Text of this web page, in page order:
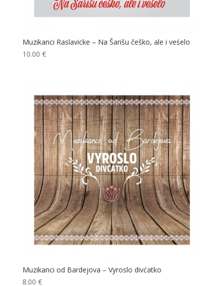
Muzikanci Raslavicke – Na Šarišu češko, ale i veśelo
10.00 €
Muzikanci od Bardejova – Vyroslo divćatko
8.00 €